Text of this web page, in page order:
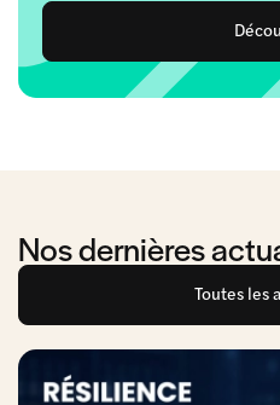
Nos dernières
Toutes les